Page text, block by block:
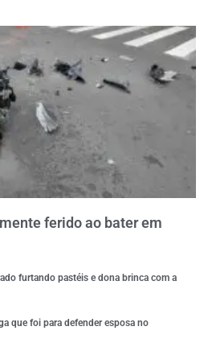
ferido ao bater em
furtando pastéis e dona brinca com a
que foi para defender esposa no